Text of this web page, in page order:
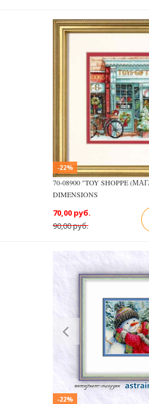
-22%
70-08900 "TOY SHOPPE
DIMENSIONS
90,00 руб.
70,00 руб.
Previous
-22%